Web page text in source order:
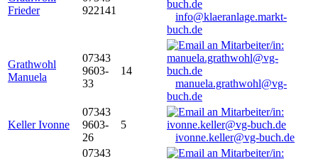
Frieder
922141
info@klaeranlage.markt-
buch.de
Grathwohl
Manuela
07343
9603-
33
14
manuela.grathwohl@vg-
buch.de
Keller Ivonne
07343
9603-
26
5
ivonne.keller@vg-buch.de
07343